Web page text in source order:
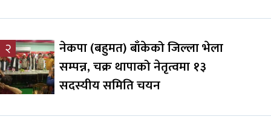
२
नेकपा (बहुमत) बाँकेको जिल्ला भेला
सम्पन्न, चक्र थापाको नेतृत्वमा १३
सदस्यीय समिति चयन